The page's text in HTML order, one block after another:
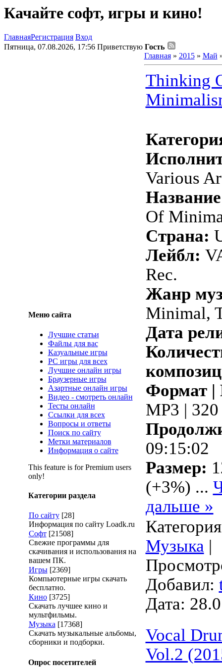
Качайте софт, игры и кино!
ГлавнаяРегистрация Вход
Пятница, 07.08.2026, 17:56 Приветствую Гость
Меню сайта
Лучшие статьи
Файлы для вас
Казуальные игры
PC игры для всех
Лучшие онлайн игры
Браузерные игры
Азартные онлайн игры
Видео - смотреть онлайн
Тесты онлайн
Ссылки для всех
Вопросы и ответы
Поиск по сайту
Метки материалов
Информация о сайте
This feature is for Premium users
only!
Категории раздела
По сайту [28]
Информация по сайту Loadk.ru
Софт [21508]
Свежие программы для
скачивания и использования на
вашем ПК.
Игры [2369]
Компьютерные игры скачать
бесплатно.
Кино [3725]
Скачать лучшее кино и
мультфильмы.
Музыка [17368]
Скачать музыкальные альбомы,
сборники и подборки.
Опрос посетителей
Главная» 2015 » Май
Thinking
Various
Of
Страна:
Лейбл:
Rec.
Жанр
Minimal,
Дата
Формат |
MP3 |
09:15:02
Размер:
(+3%) ...
дальше »
Музыка |
Добавил:
Дата:
Vocal
Vol.2